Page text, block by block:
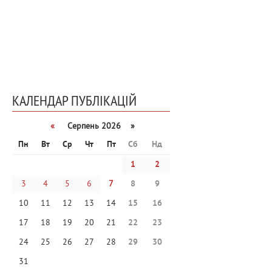
КАЛЕНДАР ПУБЛІКАЦІЙ
«
Серпень 2026 »
Пн
Вт Ср Чт Пт Сб
Нд
1
2
3
4 5 6 7 8
9
10
11 12 13 14 15
16
17
18 19 20 21 22
23
24
25 26 27 28 29
30
31